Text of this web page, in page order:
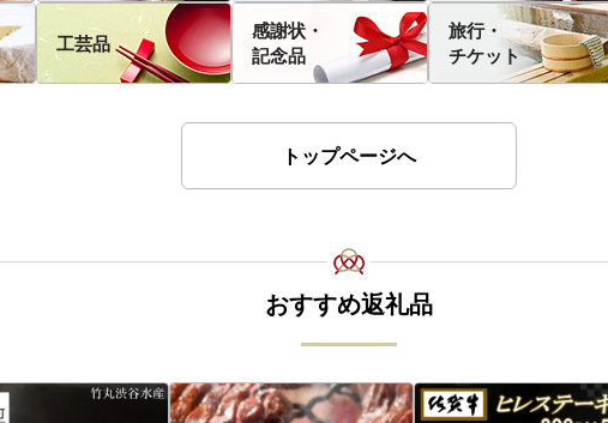
工芸品
感謝状・
記念品
旅行・
チケット
トップページへ
おすすめ返礼品